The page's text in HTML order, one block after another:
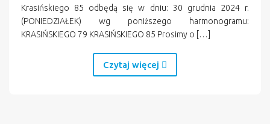
Krasińskiego 85 odbędą się w dniu: 30 grudnia 2024 r.
(PONIEDZIAŁEK) wg poniższego harmonogramu:
KRASIŃSKIEGO 79 KRASIŃSKIEGO 85 Prosimy o […]
Czytaj więcej